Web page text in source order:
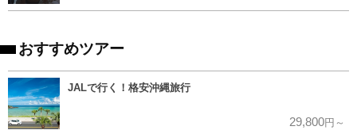
おすすめツアー
JALで行く！格安沖縄旅行
29,800円～